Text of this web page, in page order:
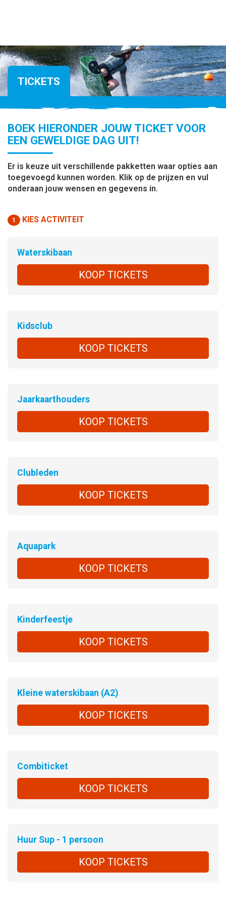
TICKETS
BOEK HIERONDER JOUW TICKET VOOR
EEN GEWELDIGE DAG UIT!
Er is keuze uit verschillende pakketten waar opties aan
toegevoegd kunnen worden. Klik op de prijzen en vul
onderaan jouw wensen en gegevens in.
1 KIES ACTIVITEIT
Waterskibaan
KOOP TICKETS
Kidsclub
KOOP TICKETS
Jaarkaarthouders
KOOP TICKETS
Clubleden
KOOP TICKETS
Aquapark
KOOP TICKETS
Kinderfeestje
KOOP TICKETS
Kleine waterskibaan (A2)
KOOP TICKETS
Combiticket
KOOP TICKETS
Huur Sup - 1 persoon
KOOP TICKETS